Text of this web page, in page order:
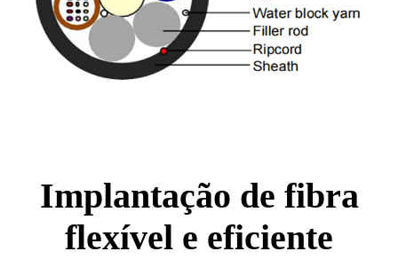
Implantação de fibra
flexível e eficiente